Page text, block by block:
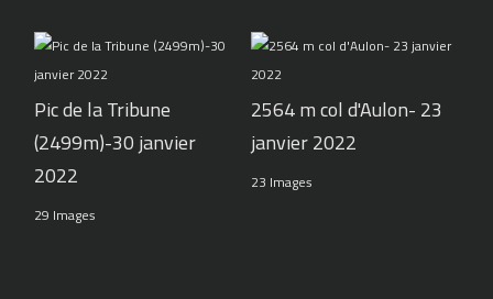
Pic de la Tribune
(2499m)-30 janvier
2022
29 Images
2564 m col d'Aulon- 23
janvier 2022
23 Images